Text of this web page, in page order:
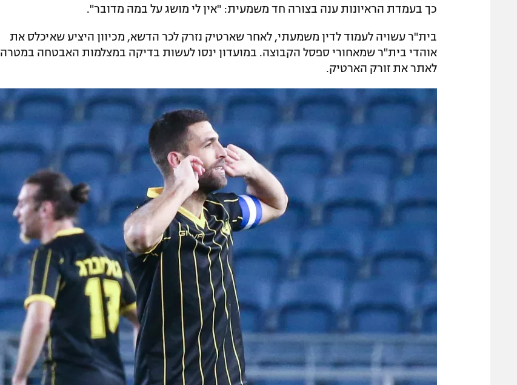
כך בעמדת הראיונות ענה בצורה חד משמעית: "אין לי מושג על במה מדובר".
בית"ר עשויה לעמוד לדין משמעתי, לאחר שארטיק נזרק לכר הדשא, מכיוון היציע שאיכלס את
אוהדי בית"ר שמאחורי ספסל הקבוצה. במועדון ינסו לעשות בדיקה במצלמות האבטחה במטרה
לאתר את זורק הארטיק.